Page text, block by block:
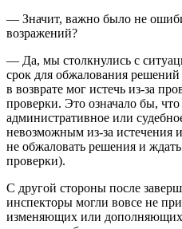
— Значит, важно было не
возражений?
— Да, мы столкнулись с
срок для обжалования решений
в возврате мог истечь из-за
проверки. Это означало бы,
административное или
невозможным из-за истечения
не обжаловать решения и
проверки).
С другой стороны после
инспекторы могли вовсе не
изменяющих или дополняющих